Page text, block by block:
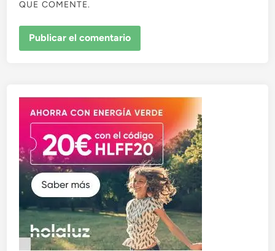
QUE COMENTE.